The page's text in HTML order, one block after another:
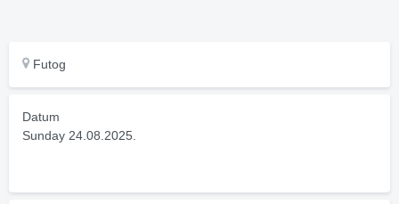
Futog
Datum
Sunday 24.08.2025.